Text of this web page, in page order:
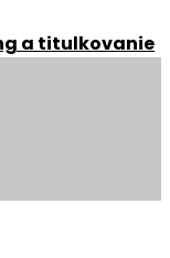
a titulkovanie